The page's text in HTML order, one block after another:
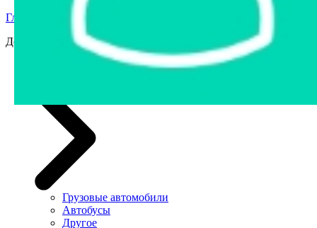
Главная страница
Дома, дачи
Легковые автомобили
Грузовые автомобили
Автобусы
Другое